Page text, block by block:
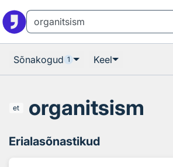
Sõnakogud 1 Keel
et organitsism
Erialasõnastikud